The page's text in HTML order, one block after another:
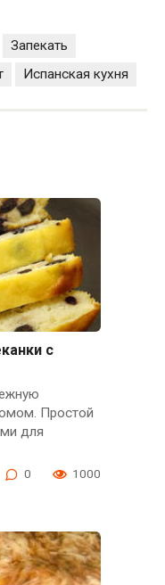
Запекать
Испанская кухня
с
Простой
для
0 1000